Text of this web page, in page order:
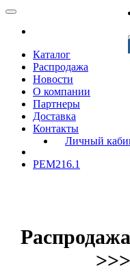
Каталог
Распродажа
Новости
О компании
Партнеры
Доставка
Контакты
Личный
PEM216.1
>>>